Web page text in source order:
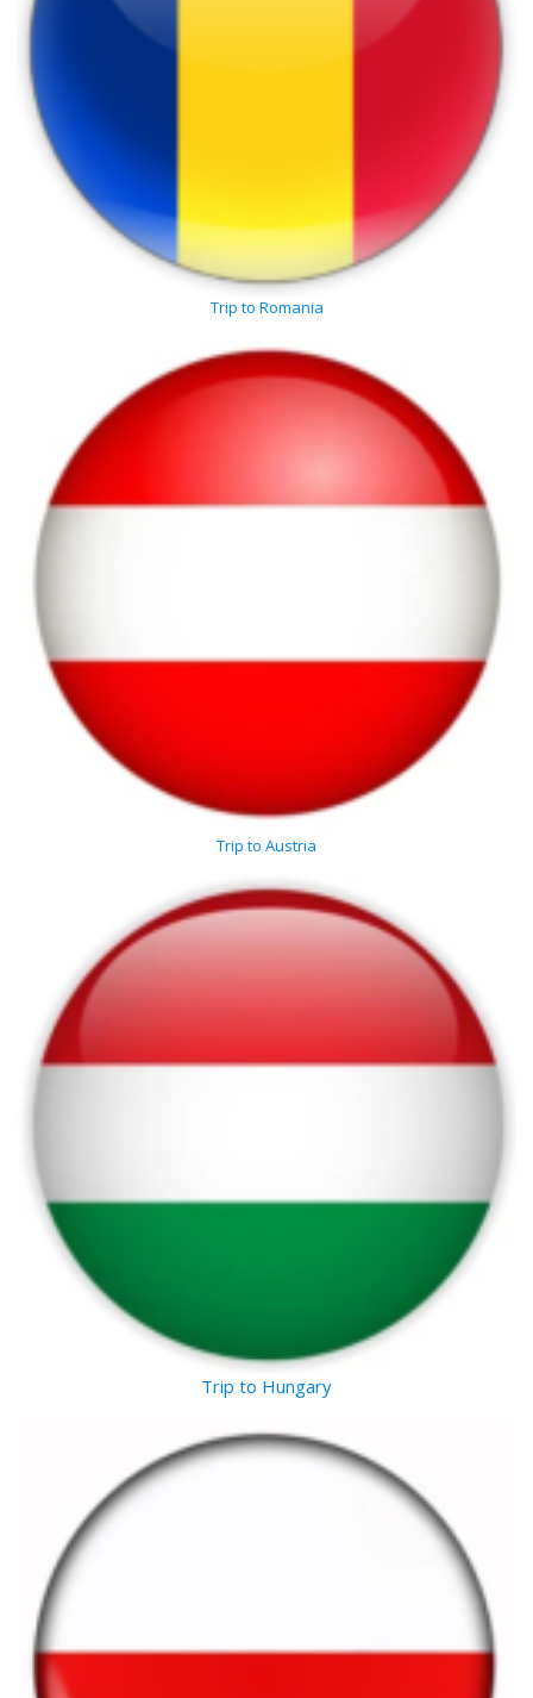
Trip to Romania
Trip to Austria
Trip to Hungary